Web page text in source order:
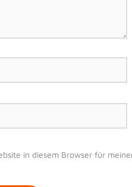
in diesem Browser für